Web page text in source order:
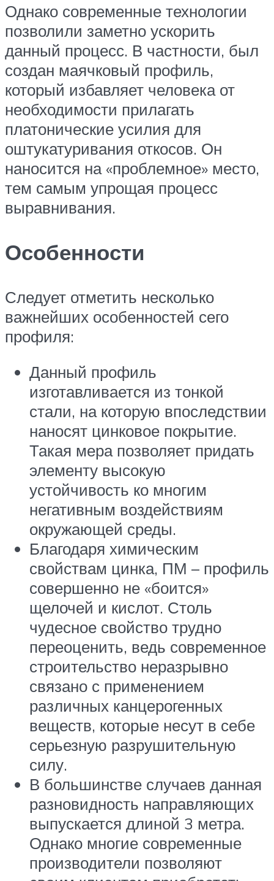
Однако современные технологии
позволили заметно ускорить
данный процесс. В частности, был
создан маячковый профиль,
который избавляет человека от
необходимости прилагать
платонические усилия для
оштукатуривания откосов. Он
наносится на «проблемное» место,
тем самым упрощая процесс
выравнивания.
Особенности
Следует отметить несколько
важнейших особенностей сего
профиля:
Данный профиль
изготавливается из тонкой
стали, на которую впоследствии
наносят цинковое покрытие.
Такая мера позволяет придать
элементу высокую
устойчивость ко многим
негативным воздействиям
окружающей среды.
Благодаря химическим
свойствам цинка, ПМ – профиль
совершенно не «боится»
щелочей и кислот. Столь
чудесное свойство трудно
переоценить, ведь современное
строительство неразрывно
связано с применением
различных канцерогенных
веществ, которые несут в себе
серьезную разрушительную
силу.
В большинстве случаев данная
разновидность направляющих
выпускается длиной 3 метра.
Однако многие современные
производители позволяют